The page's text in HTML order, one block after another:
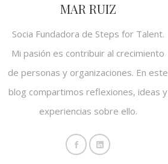
MAR RUIZ
Socia Fundadora de Steps for Talent.
Mi pasión es contribuir al crecimiento
de personas y organizaciones. En este
blog compartimos reflexiones, ideas y
experiencias sobre ello.